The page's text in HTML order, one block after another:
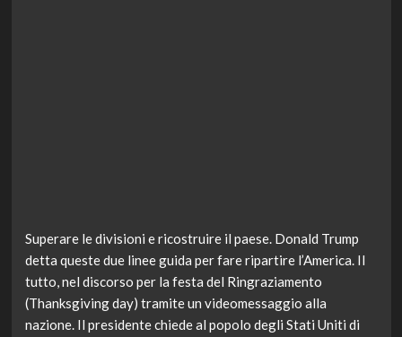
Superare le divisioni e ricostruire il paese. Donald Trump
detta queste due linee guida per fare ripartire l’America. Il
tutto, nel discorso per la festa del Ringraziamento
(Thanksgiving day) tramite un videomessaggio alla
nazione. Il presidente chiede al popolo degli Stati Uniti di